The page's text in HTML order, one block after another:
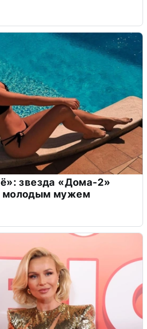
звезда «Дома-2»
молодым мужем